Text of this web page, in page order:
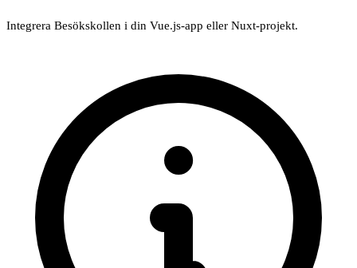
Integrera Besökskollen i din Vue.js-app eller Nuxt-projekt.